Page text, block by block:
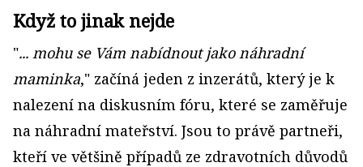
Když to jinak nejde
"... mohu se Vám nabídnout jako náhradní
maminka," začíná jeden z inzerátů, který je k
nalezení na diskusním fóru, které se zaměřuje
na náhradní mateřství. Jsou to právě partneři,
kteří ve většině případů ze zdravotních důvodů